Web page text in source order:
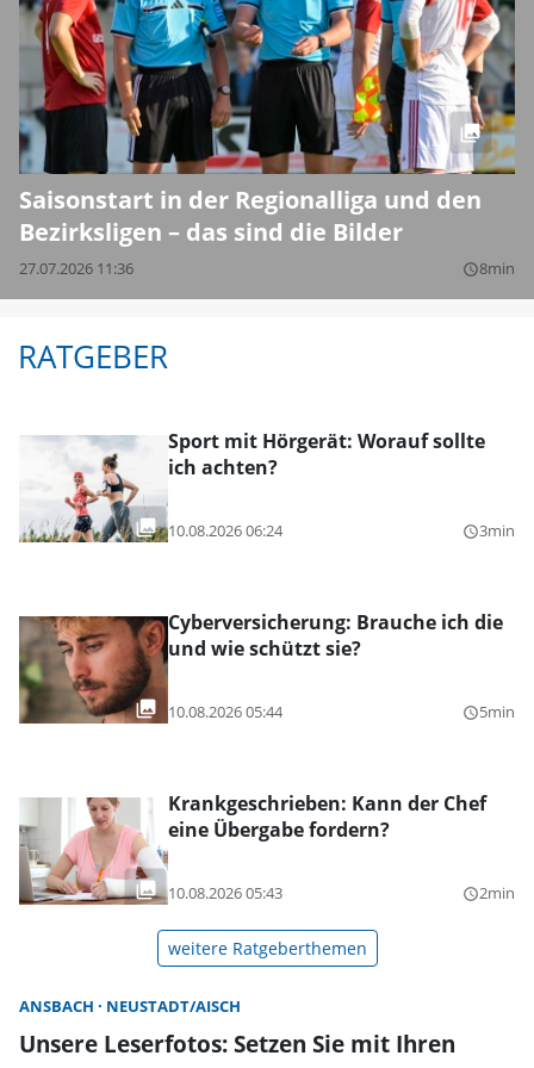
Saisonstart in der Regionalliga und den
Bezirksligen – das sind die Bilder
27.07.2026 11:36 query_builder8min
RATGEBER
Sport mit Hörgerät: Worauf sollte
ich achten?
10.08.2026 06:24 query_builder3min
Cyberversicherung: Brauche ich die
und wie schützt sie?
10.08.2026 05:44 query_builder5min
Krankgeschrieben: Kann der Chef
eine Übergabe fordern?
10.08.2026 05:43 query_builder2min
weitere Ratgeberthemen
ANSBACH NEUSTADT/AISCH
Unsere Leserfotos: Setzen Sie mit Ihren